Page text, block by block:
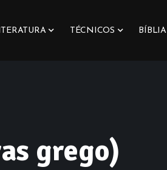
TÉCNICOS BÍBLIA
grego)